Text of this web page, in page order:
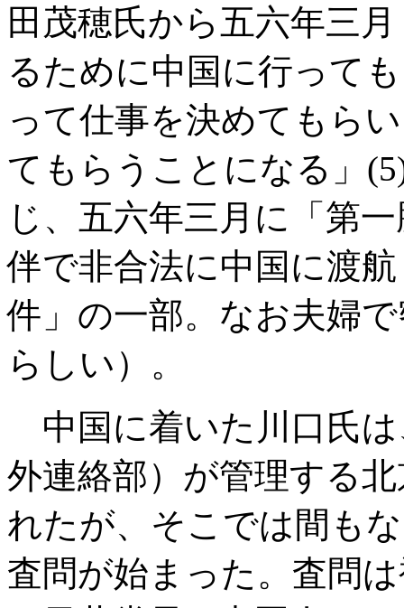
田茂穂氏から五六年三
るために中国に行って
って仕事を決めてもら
てもらうことになる」
じ、五六年三月に「第
伴で非合法に中国に渡
件」の一部。なお夫婦
らしい）。
中国に着いた川口氏は
外連絡部）が管理する
れたが、そこでは間も
査問が始まった。査問